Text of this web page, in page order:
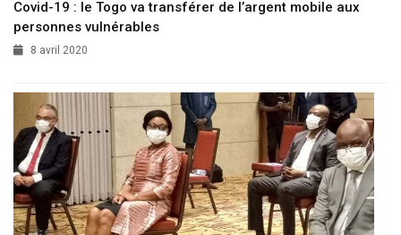
Covid-19 : le Togo va transférer de l’argent mobile aux
personnes vulnérables
8 avril 2020